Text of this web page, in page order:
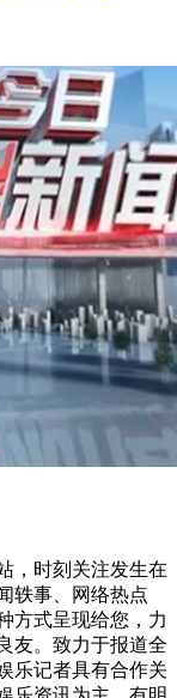
，时刻关注发生在
轶事、网络热点
方式呈现给您，力
友。致力于报道全
乐记者具有合作关